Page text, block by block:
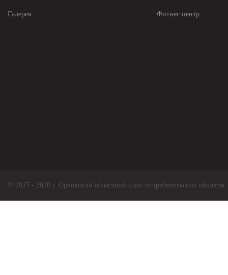
Галерея Фитнес центр
© 2015 - 2020 г. Орловский областной союз потребительских